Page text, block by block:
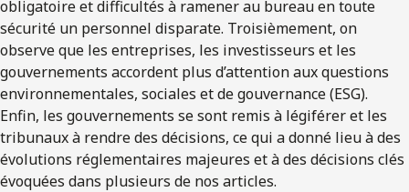
obligatoire et difficultés à ramener au bureau en toute
sécurité un personnel disparate. Troisièmement, on
observe que les entreprises, les investisseurs et les
gouvernements accordent plus d’attention aux questions
environnementales, sociales et de gouvernance (ESG).
Enfin, les gouvernements se sont remis à légiférer et les
tribunaux à rendre des décisions, ce qui a donné lieu à des
évolutions réglementaires majeures et à des décisions clés
évoquées dans plusieurs de nos articles.